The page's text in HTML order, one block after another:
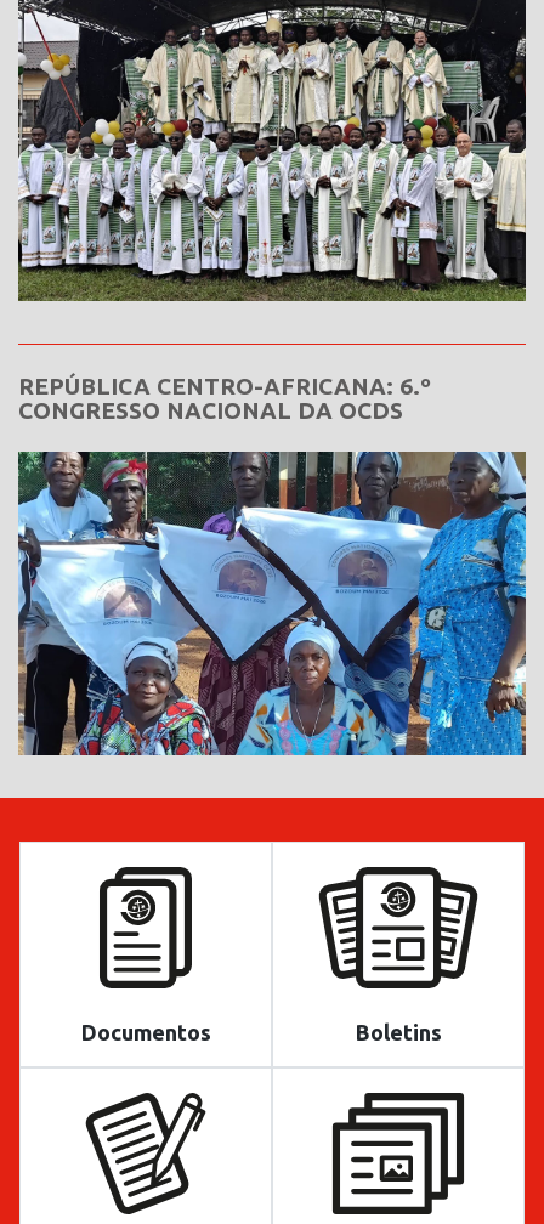
REPÚBLICA CENTRO-AFRICANA: 6.º
CONGRESSO NACIONAL DA OCDS
Documentos Boletins